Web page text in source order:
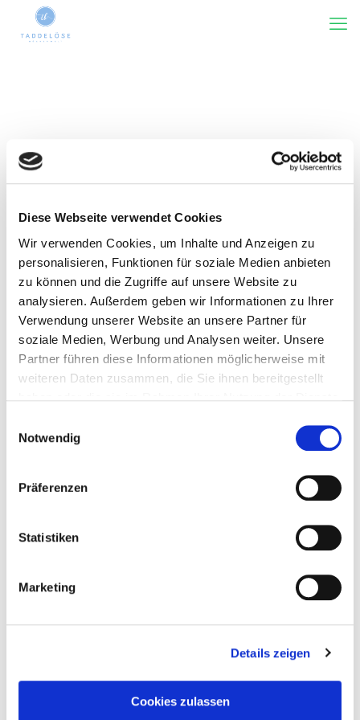
Diese Webseite verwendet Cookies
Wir verwenden Cookies, um Inhalte und Anzeigen zu
personalisieren, Funktionen für soziale Medien anbieten
zu können und die Zugriffe auf unsere Website zu
analysieren. Außerdem geben wir Informationen zu Ihrer
Verwendung unserer Website an unsere Partner für
soziale Medien, Werbung und Analysen weiter. Unsere
Partner führen diese Informationen möglicherweise mit
weiteren Daten zusammen, die Sie ihnen bereitgestellt
Notwendig
Präferenzen
Statistiken
Marketing
Details zeigen
Cookies zulassen
Kategorie(n) Tags
Rezensiert von
Zeige alles
Schatten über Innsmouth